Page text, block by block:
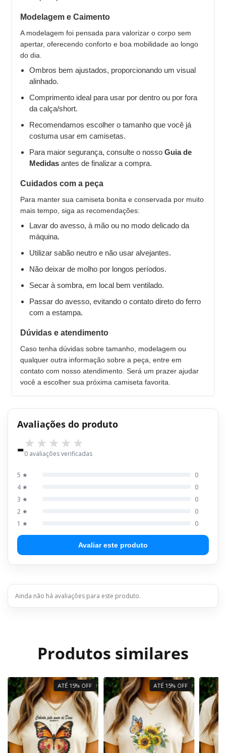
Modelagem e Caimento
A modelagem foi pensada para valorizar o corpo sem
apertar, oferecendo conforto e boa mobilidade ao longo
do dia.
Ombros bem ajustados, proporcionando um visual
alinhado.
Comprimento ideal para usar por dentro ou por fora
da calça/short.
Recomendamos escolher o tamanho que você já
costuma usar em camisetas.
Para maior segurança, consulte o nosso Guia de
Medidas antes de finalizar a compra.
Cuidados com a peça
Para manter sua camiseta bonita e conservada por muito
mais tempo, siga as recomendações:
Lavar do avesso, à mão ou no modo delicado da
máquina.
Utilizar sabão neutro e não usar alvejantes.
Não deixar de molho por longos períodos.
Secar à sombra, em local bem ventilado.
Passar do avesso, evitando o contato direto do ferro
com a estampa.
Dúvidas e atendimento
Caso tenha dúvidas sobre tamanho, modelagem ou
qualquer outra informação sobre a peça, entre em
contato com nosso atendimento. Será um prazer ajudar
você a escolher sua próxima camiseta favorita.
Avaliações do produto
-0 avaliações verificadas
5 ★
0
4 ★
0
3 ★
0
2 ★
0
1 ★
0
Avaliar este produto
Ainda não há avaliações para este produto.
Produtos similares
ATÉ 15% OFF ATÉ 15% OFF